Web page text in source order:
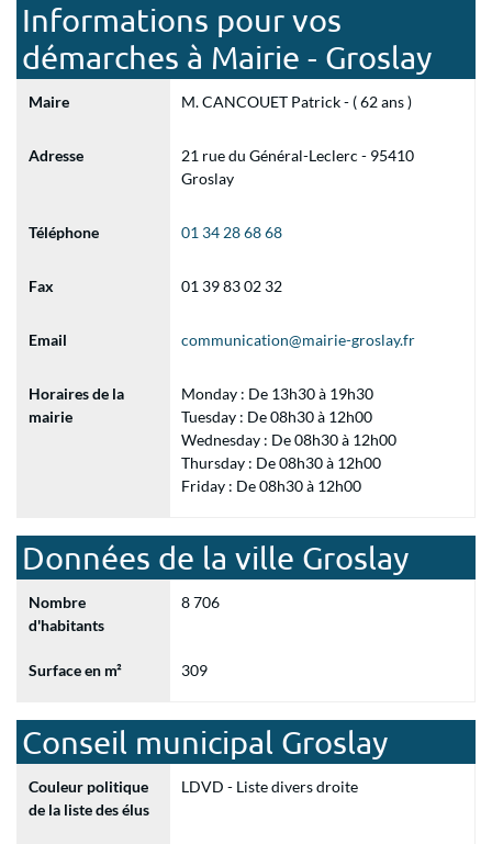
Informations pour vos
démarches à Mairie - Groslay
Maire M. CANCOUET Patrick - ( 62 ans )
Adresse
21 rue du Général-Leclerc - 95410
Groslay
Téléphone 01 34 28 68 68
Fax 01 39 83 02 32
Email communication@mairie-groslay.fr
Horaires de la
mairie
Monday : De 13h30 à 19h30
Tuesday : De 08h30 à 12h00
Wednesday : De 08h30 à 12h00
Thursday : De 08h30 à 12h00
Friday : De 08h30 à 12h00
Données de la ville Groslay
Nombre
d'habitants
8 706
Surface en m² 309
Conseil municipal Groslay
Couleur politique
de la liste des élus
LDVD - Liste divers droite